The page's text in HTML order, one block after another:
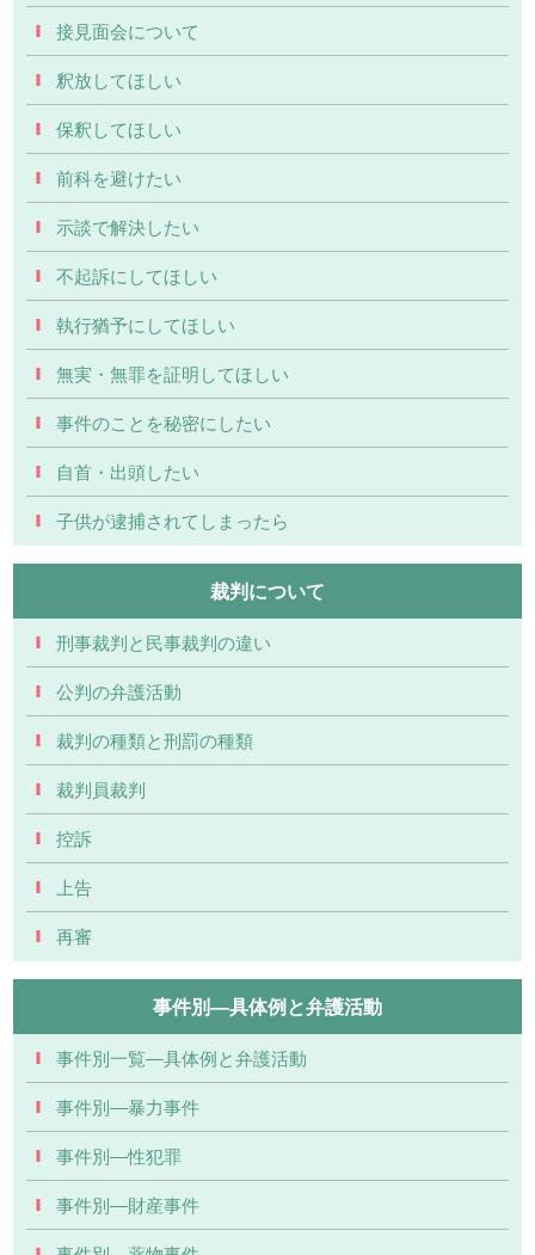
接見面会について
釈放してほしい
保釈してほしい
前科を避けたい
示談で解決したい
不起訴にしてほしい
執行猶予にしてほしい
無実・無罪を証明してほしい
事件のことを秘密にしたい
自首・出頭したい
子供が逮捕されてしまったら
裁判について
刑事裁判と民事裁判の違い
公判の弁護活動
裁判の種類と刑罰の種類
裁判員裁判
控訴
上告
再審
事件別―具体例と弁護活動
事件別一覧―具体例と弁護活動
事件別―暴力事件
事件別―性犯罪
事件別―財産事件